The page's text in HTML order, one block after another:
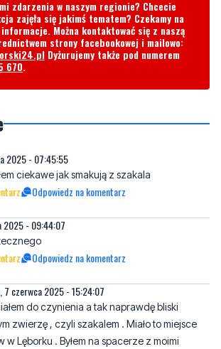
zdarzenia w naszym regionie? Chcecie
zajęła się jakimś tematem? Czekamy na
informacje. Można kontaktować się z naszą
strony facebookowej i mailowo:
Dyżurujemy także pod numerem
670.
2025 - 07:45:55
ciekawe jak smakują z szakala
Odpowiedz na komentarz
2025 - 09:44:07
Odpowiedz na komentarz
7 czerwca 2025 - 15:24:07
do czynienia a tak naprawdę bliski
zwierzę , czyli szakalem . Miało to miejsce
w Lęborku . Byłem na spacerze z moimi